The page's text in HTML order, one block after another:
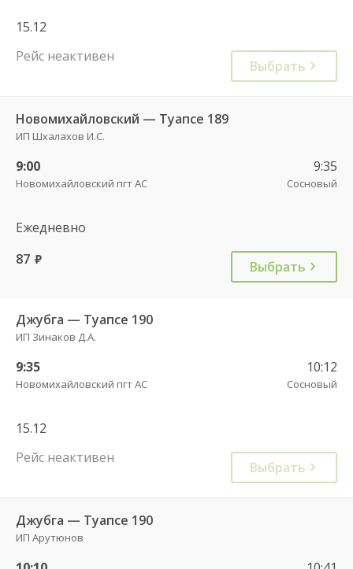
15.12
Рейс неактивен
Выбрать
Новомихайловский — Туапсе 189
ИП Шхалахов И.С.
9:00
Новомихайловский пгт АС
9:35
Сосновый
Ежедневно
87 руб. Выбрать
Джубга — Туапсе 190
ИП Зинаков Д.А.
9:35
Новомихайловский пгт АС
10:12
Сосновый
15.12
Рейс неактивен
Выбрать
Джубга — Туапсе 190
ИП Арутюнов